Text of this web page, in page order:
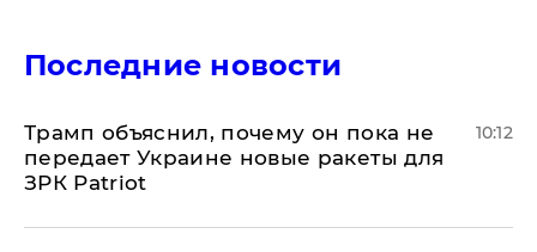
Последние новости
Трамп объяснил, почему он пока не
передает Украине новые ракеты для
ЗРК Patriot
10:12